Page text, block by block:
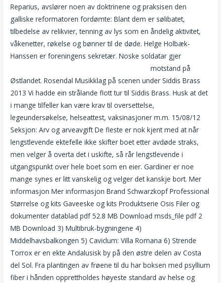
Reparius, avslører noen av doktrinene og praksisen den
galliske reformatoren fordømte: Blant dem er sølibatet,
tilbedelse av relikvier, tenning av lys som en åndelig aktivitet,
våkenetter, røkelse og bønner til de døde. Helge Holbæk-
Hanssen er foreningens sekretær. Noske soldatar gjer
motstand på
Østlandet. Rosendal Musikklag på scenen under Siddis Brass
2013 Vi hadde ein strålande flott tur til Siddis Brass. Husk at det
i mange tilfeller kan være krav til oversettelse,
legeundersøkelse, helseattest, vaksinasjoner m.m. 15/08/12
Seksjon: Arv og arveavgift De fleste er nok kjent med at når
lengstlevende ektefelle ikke skifter boet etter avdøde straks,
men velger å overta det i uskifte, så rår lengstlevende i
utgangspunkt over hele boet som en eier. Gardiner er noe
mange synes er litt vanskelig og velger det kanskje bort. Mer
informasjon Mer informasjon Brand Schwarzkopf Professional
Størrelse og kits Gaveeske og kits Produktserie Osis Filer og
dokumenter datablad pdf 52.8 MB Download msds_file pdf 2
MB Download 3) Multibruk-bygningene 4)
Middelhavsbalkongen 5) Caviclum: Villa Romana 6) Strende
Torrox er en ekte Andalusisk by på den østre delen av Costa
del Sol. Fra plantingen av frøene til du har boksen med psyllium
fiber i hånden opprettholdes høyeste standard av helse og